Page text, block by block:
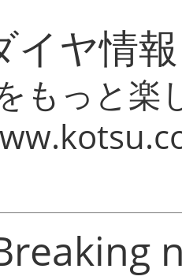
イヤ情
もっと楽